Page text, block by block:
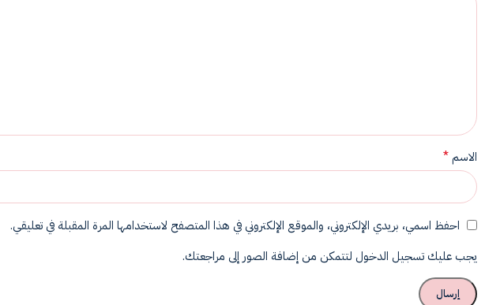
الاسم*
احفظ اسمي، بريدي الإلكتروني، والموقع الإلكتروني في هذا المتصفح لاستخدامها المرة المقبلة في تعليقي.
يجب عليك تسجيل الدخول لتتمكن من إضافة الصور إلى مراجعتك.